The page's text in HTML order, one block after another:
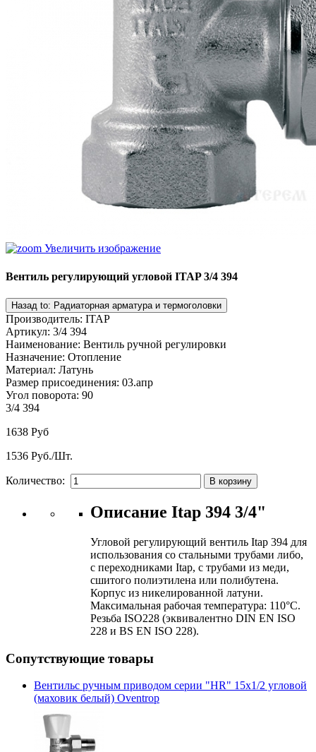
Увеличить изображение
Вентиль регулирующий угловой ITAP 3/4 394
Производитель: ITAP
Артикул: 3/4 394
Наименование: Вентиль ручной регулировки
Назначение: Отопление
Материал: Латунь
Размер присоединения: 03.апр
Угол поворота: 90
3/4 394
1638 Руб
1536 Руб./Шт.
Количество:
Описание Itap 394 3/4"
Угловой регулирующий вентиль Itap 394 для
использования со стальными трубами либо,
с переходниками Itap, с трубами из меди,
сшитого полиэтилена или полибутена.
Корпус из никелированной латуни.
Максимальная рабочая температура: 110°C.
Резьба ISO228 (эквивалентно DIN EN ISO
228 и BS EN ISO 228).
Сопутствующие товары
Вентильс ручным приводом серии "HR" 15х1/2 угловой
(маховик белый) Oventrop